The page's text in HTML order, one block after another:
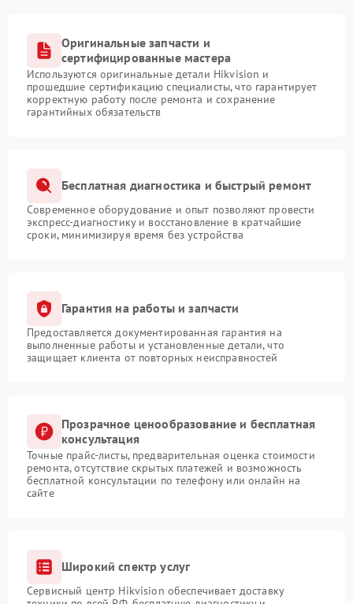
Оригинальные запчасти и
сертифицированные мастера
Используются оригинальные детали Hikvision и
прошедшие сертификацию специалисты, что гарантирует
корректную работу после ремонта и сохранение
гарантийных обязательств
Бесплатная диагностика и быстрый ремонт
Современное оборудование и опыт позволяют провести
экспресс-диагностику и восстановление в кратчайшие
сроки, минимизируя время без устройства
Гарантия на работы и запчасти
Предоставляется документированная гарантия на
выполненные работы и установленные детали, что
защищает клиента от повторных неисправностей
Прозрачное ценообразование и бесплатная
консультация
Точные прайс-листы, предварительная оценка стоимости
ремонта, отсутствие скрытых платежей и возможность
бесплатной консультации по телефону или онлайн на
сайте
Широкий спектр услуг
Сервисный центр Hikvision обеспечивает доставку